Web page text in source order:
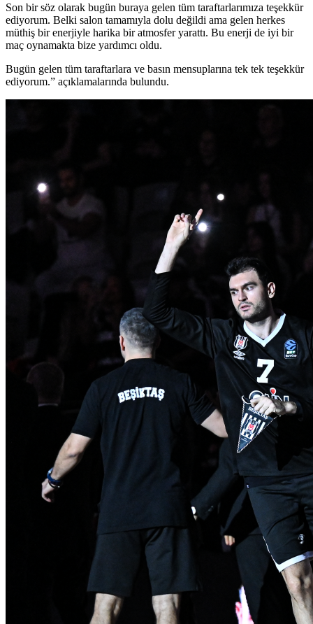
Son bir söz olarak bugün buraya gelen tüm taraftarlarımıza teşekkür
ediyorum. Belki salon tamamıyla dolu değildi ama gelen herkes
müthiş bir enerjiyle harika bir atmosfer yarattı. Bu enerji de iyi bir
maç oynamakta bize yardımcı oldu.
Bugün gelen tüm taraftarlara ve basın mensuplarına tek tek teşekkür
ediyorum.” açıklamalarında bulundu.